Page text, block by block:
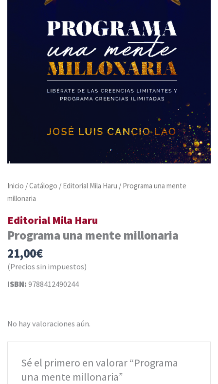
Inicio /Catálogo / Editorial Mila Haru / Programa una mente
millonaria
Editorial Mila Haru
Programa una mente millonaria
21,00€
(Precios sin impuestos)
ISBN: 9788412490244
No hay valoraciones aún.
Sé el primero en valorar “Programa
una mente millonaria”